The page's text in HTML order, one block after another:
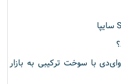
با سوخت ترکیبی به بازار